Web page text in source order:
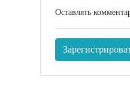
Оставлять